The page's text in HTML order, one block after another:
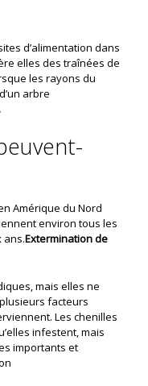
d’alimentation dans
elles des traînées de
les rayons du
arbre
Amérique du Nord
environ tous les
ans.Extermination de
mais elles ne
facteurs
Les chenilles
infestent, mais
importants et